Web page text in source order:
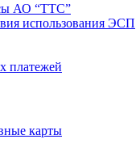
АО “ТТС”
использования ЭСП
карты